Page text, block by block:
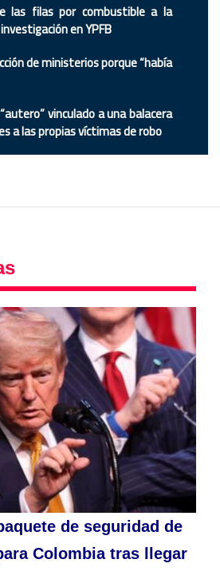
las filas por combustible a la
en YPFB
de ministerios porque “había
vinculado a una balacera
a las propias víctimas de robo
de seguridad de
Colombia tras llegar